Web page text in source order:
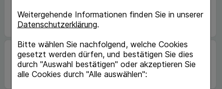
Weitergehende Informationen finden Sie in unserer
Datenschutzerklärung.
Bitte wählen Sie nachfolgend, welche Cookies
gesetzt werden dürfen, und bestätigen Sie dies
durch "Auswahl bestätigen" oder akzeptieren Sie
alle Cookies durch "Alle auswählen":